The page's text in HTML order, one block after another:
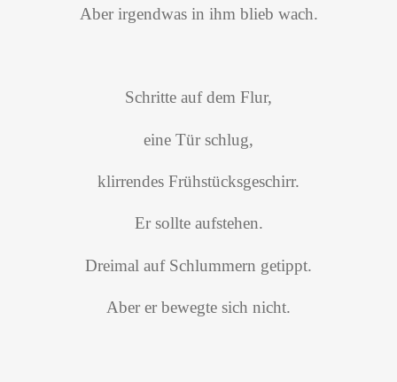
Aber irgendwas in ihm blieb wach.
Schritte auf dem Flur,
eine Tür schlug,
klirrendes Frühstücksgeschirr.
Er sollte aufstehen.
Dreimal auf Schlummern getippt.
Aber er bewegte sich nicht.